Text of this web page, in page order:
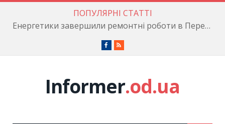
ПОПУЛЯРНІ СТАТТІ
Енергетики завершили ремонтні роботи в Пересипському районі
Facebook
RSS
Informer.od.ua